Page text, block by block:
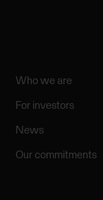
Who we are
For investors
News
Our commitments